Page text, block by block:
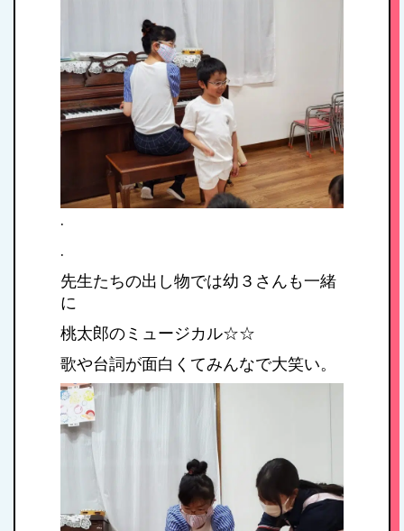
.
.
先生たちの出し物では幼３さんも一緒
に
桃太郎のミュージカル☆☆
歌や台詞が面白くてみんなで大笑い。